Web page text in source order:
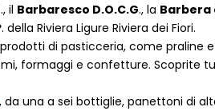
., il Barbaresco D.O.C.G., la Barbera
. della Riviera Ligure Riviera dei Fiori.
di pasticceria, come praline
formaggi e confetture. Scoprite
, da una a sei bottiglie, panettoni di